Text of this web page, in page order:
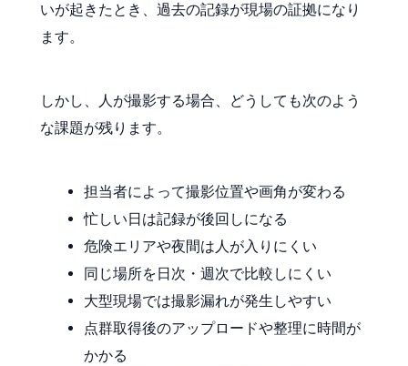
いが起きたとき、過去の記録が現場の証拠になり
ます。
しかし、人が撮影する場合、どうしても次のよう
な課題が残ります。
担当者によって撮影位置や画角が変わる
忙しい日は記録が後回しになる
危険エリアや夜間は人が入りにくい
同じ場所を日次・週次で比較しにくい
大型現場では撮影漏れが発生しやすい
点群取得後のアップロードや整理に時間が
かかる